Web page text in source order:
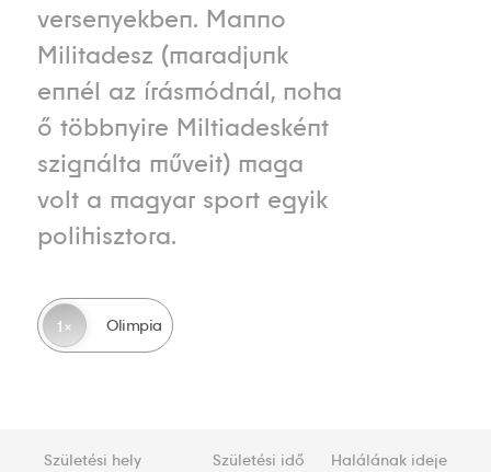
versenyekben. Manno
Militadesz (maradjunk
ennél az írásmódnál, noha
ő többnyire Miltiadesként
szignálta műveit) maga
volt a magyar sport egyik
polihisztora.
1 Olimpia
Születési hely
Születési idő
Halálának ideje